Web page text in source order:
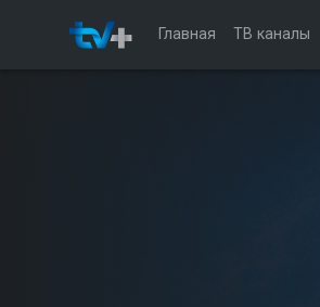
Главная ТВ каналы